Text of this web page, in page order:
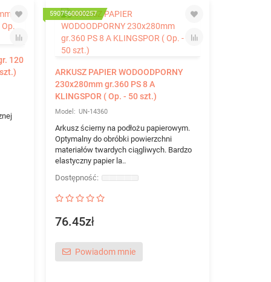
120
5907560000257
ARKUSZ PAPIER WODOODPORNY
230x280mm gr.360 PS 8 A
KLINGSPOR ( Op. - 50 szt.)
UN-14360
Arkusz ścierny na podłożu papierowym.
Optymalny do obróbki powierzchni
materiałów twardych ciągliwych. Bardzo
elastyczny papier la..
76.45zł
Powiadom mnie